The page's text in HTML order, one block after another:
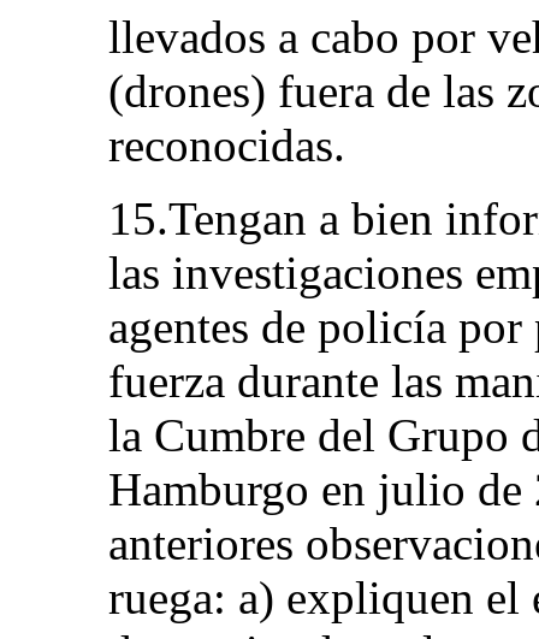
llevados a cabo por
(drones) fuera de las
reconocidas.
15.Tengan a bien
las investigaciones
agentes de policía
fuerza durante las
la Cumbre del Grupo
Hamburgo en julio de
anteriores
ruega: a) expliquen el